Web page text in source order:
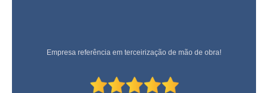
Empresa referência em terceirização de mão de obra!